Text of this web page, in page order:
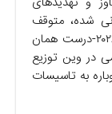
شده، متوقف
نشده است. در واقع، به‌تازگی و در ۷ ژوئن ۲۰۲۶-درست همان
در وین توزیع
به تاسیسات